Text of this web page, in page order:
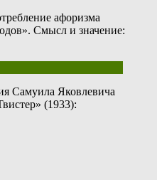
афоризма
Смысл и значение:
Самуила Яковлевича
(1933):